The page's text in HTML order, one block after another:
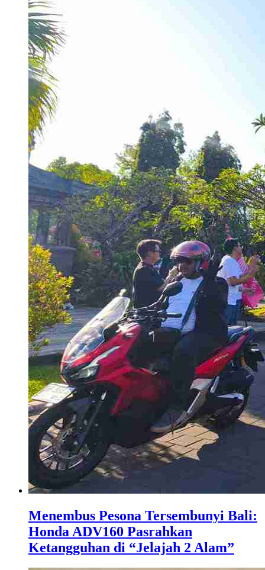
Menembus Pesona Tersembunyi Bali:
Honda ADV160 Pasrahkan
Ketangguhan di “Jelajah 2 Alam”